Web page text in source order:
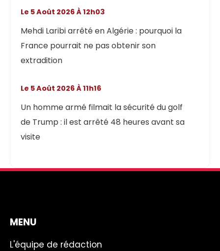
Mehdi Laribi arrêté en Algérie : pourquoi la
France pourrait ne pas obtenir son
extradition
Le 5 Août 2026 À 12h03
Un homme armé filmait la sécurité du golf
de Trump : il est arrêté 48 heures avant sa
visite
Le 5 Août 2026 À 11h16
MENU
L'équipe de rédaction